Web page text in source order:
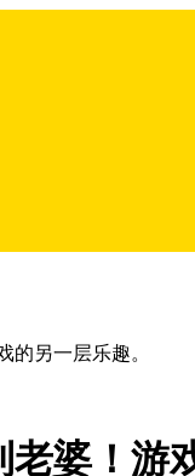
的另一层乐趣。
婆！游